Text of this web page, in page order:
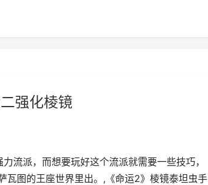
强化棱镜
流派，而想要玩好这个流派就需要一些技巧，
瓦图的王座世界里出。,《命运2》棱镜泰坦虫手